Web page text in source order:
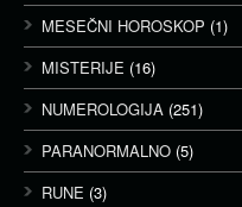
MESEČNI HOROSKOP (1)
MISTERIJE (16)
NUMEROLOGIJA (251)
PARANORMALNO (5)
RUNE (3)